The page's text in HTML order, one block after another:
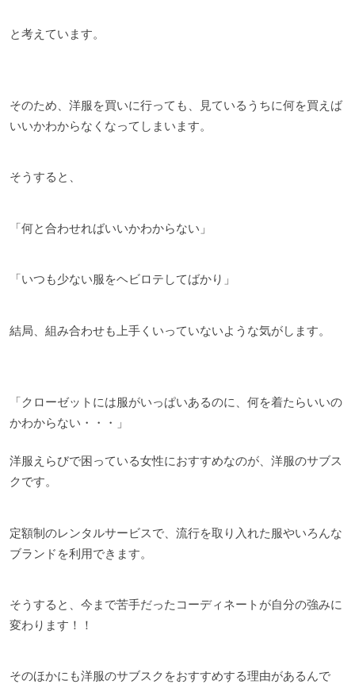
と考えています。
そのため、洋服を買いに行っても、見ているうちに何を買えば
いいかわからなくなってしまいます。
そうすると、
「何と合わせればいいかわからない」
「いつも少ない服をヘビロテしてばかり」
結局、組み合わせも上手くいっていないような気がします。
「クローゼットには服がいっぱいあるのに、何を着たらいいの
かわからない・・・」
洋服えらびで困っている女性におすすめなのが、洋服のサブス
クです。
定額制のレンタルサービスで、流行を取り入れた服やいろんな
ブランドを利用できます。
そうすると、今まで苦手だったコーディネートが自分の強みに
変わります！！
そのほかにも洋服のサブスクをおすすめする理由があるんで